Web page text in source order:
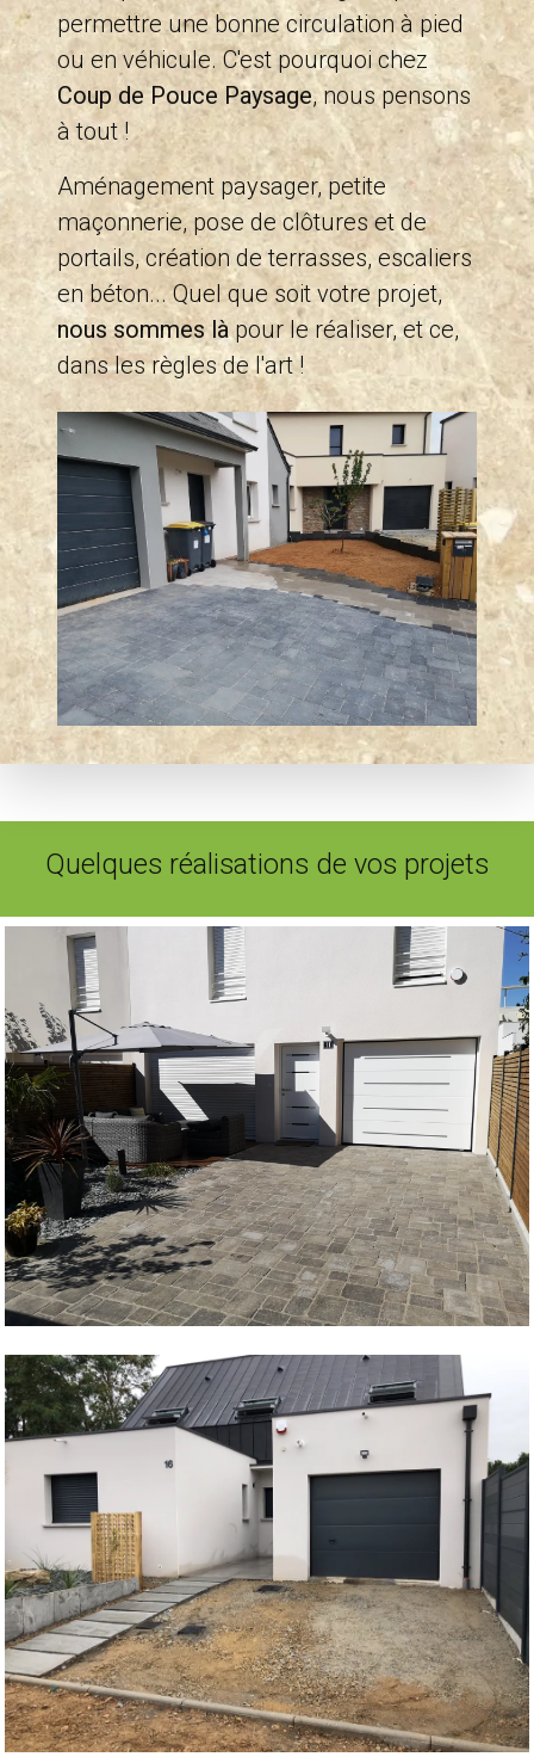
permettre une bonne circulation à pied
ou en véhicule. C'est pourquoi chez
Coup de Pouce Paysage, nous pensons
à tout !
Aménagement paysager, petite
maçonnerie, pose de clôtures et de
portails, création de terrasses, escaliers
en béton... Quel que soit votre projet,
nous sommes làpour le réaliser, et ce,
dans les règles de l'art !
Quelques réalisations de vos projets